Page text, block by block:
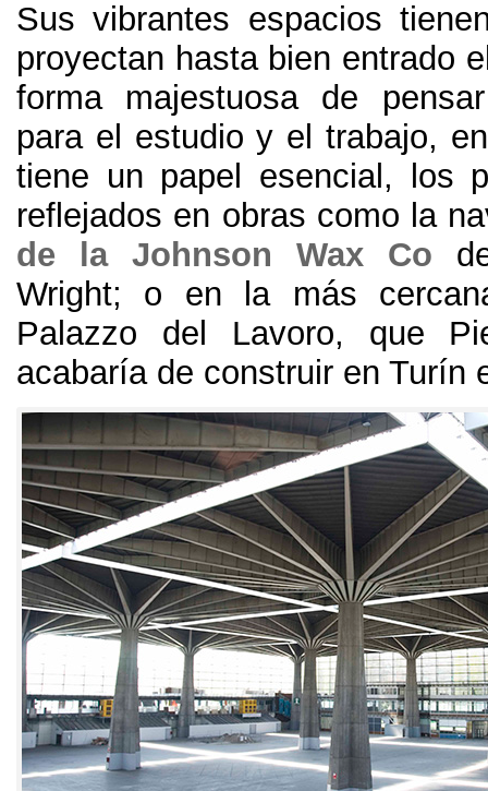
Sus vibrantes espacios
proyectan hasta bien entrado
forma majestuosa de
para el estudio y el trabajo,
tiene un papel esencial ,
los
reflejados en obras como la
de la Johnson Wax Co
Wright; o en la más
Palazzo del Lavoro, que
acabaría de construir en Turín